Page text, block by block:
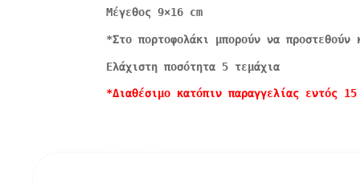
Μέγεθος 9×16 cm
*Στο πορτοφολάκι μπορούν να προστεθούν
Ελάχιστη ποσότητα 5 τεμάχια
*Διαθέσιμο κατόπιν παραγγελίας εντός